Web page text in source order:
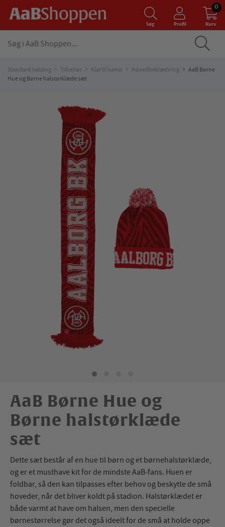
Søg Profil Kurv
0
Standard katalog Tilbehør Klar til kamp Hovedbeklædning
AaB Børne
Hue og Børne halstørklæde sæt
AaB Børne Hue og
Børne halstørklæde
sæt
Dette sæt består af en hue til børn og et børnehalstørklæde,
og er et musthave kit for de mindste AaB-fans. Huen er
foldbar, så den kan tilpasses efter behov og beskytte de små
hoveder, når det bliver koldt på stadion. Halstørklædet er
både varmt at have om halsen, men den specielle
børnestørrelse gør det også ideelt for de små at holde oppe